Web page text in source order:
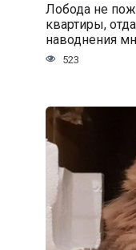
Лобода не
квартиры,
наводнения
523